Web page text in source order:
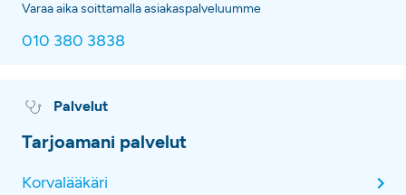
Varaa aika soittamalla asiakaspalveluumme
010 380 3838
Palvelut
Tarjoamani palvelut
Korvalääkäri